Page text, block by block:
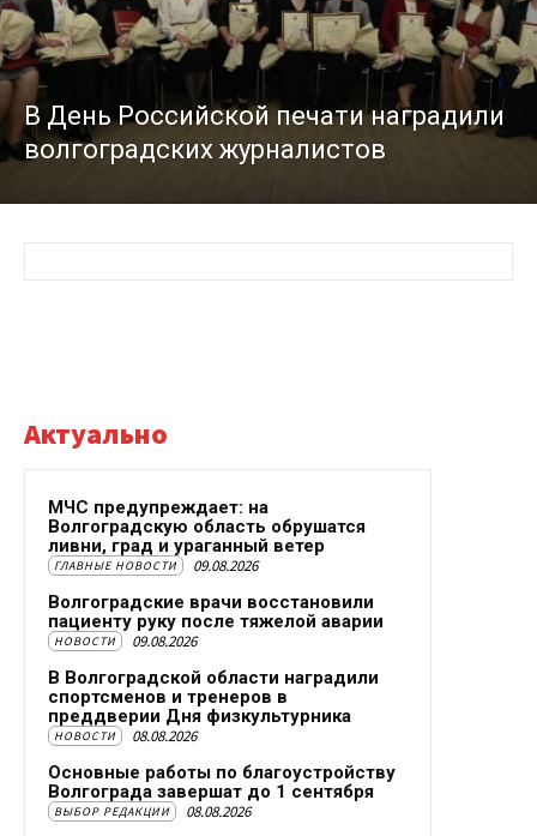
В День Российской печати наградили
волгоградских журналистов
Актуально
МЧС предупреждает: на
Волгоградскую область обрушатся
ливни, град и ураганный ветер
ГЛАВНЫЕ НОВОСТИ 09.08.2026
Волгоградские врачи восстановили
пациенту руку после тяжелой аварии
НОВОСТИ 09.08.2026
В Волгоградской области наградили
спортсменов и тренеров в
преддверии Дня физкультурника
НОВОСТИ 08.08.2026
Основные работы по благоустройству
Волгограда завершат до 1 сентября
ВЫБОР РЕДАКЦИИ 08.08.2026